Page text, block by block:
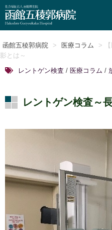
函館五稜郭病院 > 医療コラム
>
影とは～
レントゲン検査 / 医療コラム /
レントゲン検査～